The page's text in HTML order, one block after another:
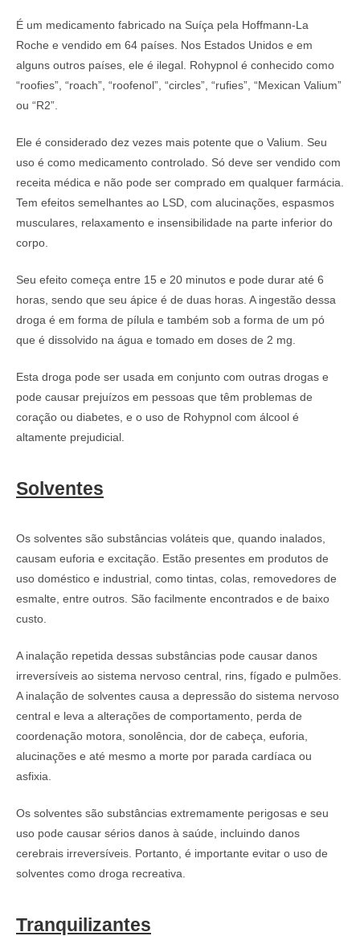
É um medicamento fabricado na Suíça pela Hoffmann-La
Roche e vendido em 64 países. Nos Estados Unidos e em
alguns outros países, ele é ilegal. Rohypnol é conhecido como
“roofies”, “roach”, “roofenol”, “circles”, “rufies”, “Mexican Valium”
ou “R2”.
Ele é considerado dez vezes mais potente que o Valium. Seu
uso é como medicamento controlado. Só deve ser vendido com
receita médica e não pode ser comprado em qualquer farmácia.
Tem efeitos semelhantes ao LSD, com alucinações, espasmos
musculares, relaxamento e insensibilidade na parte inferior do
corpo.
Seu efeito começa entre 15 e 20 minutos e pode durar até 6
horas, sendo que seu ápice é de duas horas. A ingestão dessa
droga é em forma de pílula e também sob a forma de um pó
que é dissolvido na água e tomado em doses de 2 mg.
Esta droga pode ser usada em conjunto com outras drogas e
pode causar prejuízos em pessoas que têm problemas de
coração ou diabetes, e o uso de Rohypnol com álcool é
altamente prejudicial.
Solventes
Os solventes são substâncias voláteis que, quando inalados,
causam euforia e excitação. Estão presentes em produtos de
uso doméstico e industrial, como tintas, colas, removedores de
esmalte, entre outros. São facilmente encontrados e de baixo
custo.
A inalação repetida dessas substâncias pode causar danos
irreversíveis ao sistema nervoso central, rins, fígado e pulmões.
A inalação de solventes causa a depressão do sistema nervoso
central e leva a alterações de comportamento, perda de
coordenação motora, sonolência, dor de cabeça, euforia,
alucinações e até mesmo a morte por parada cardíaca ou
asfixia.
Os solventes são substâncias extremamente perigosas e seu
uso pode causar sérios danos à saúde, incluindo danos
cerebrais irreversíveis. Portanto, é importante evitar o uso de
solventes como droga recreativa.
Tranquilizantes